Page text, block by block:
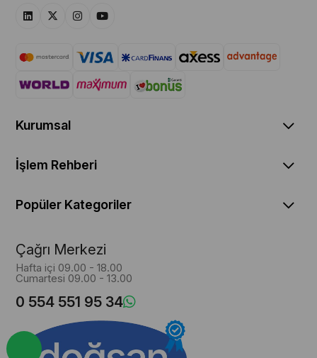
Kurumsal
İşlem Rehberi
Popüler Kategoriler
Çağrı Merkezi
Hafta içi 09.00 - 18.00
Cumartesi 09.00 - 13.00
0 554 551 95 34